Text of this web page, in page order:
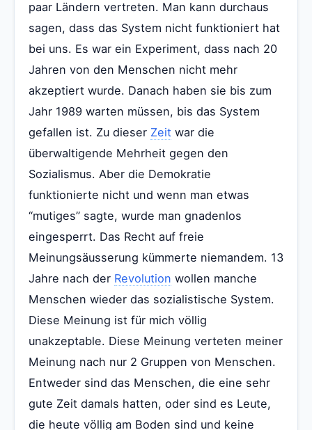
paar Ländern vertreten. Man kann durchaus
sagen, dass das System nicht funktioniert hat
bei uns. Es war ein Experiment, dass nach 20
Jahren von den Menschen nicht mehr
akzeptiert wurde. Danach haben sie bis zum
Jahr 1989 warten müssen, bis das System
gefallen ist. Zu dieser Zeit war die
überwaltigende Mehrheit gegen den
Sozialismus. Aber die Demokratie
funktionierte nicht und wenn man etwas
“mutiges” sagte, wurde man gnadenlos
eingesperrt. Das Recht auf freie
Meinungsäusserung kümmerte niemandem. 13
Jahre nach der Revolution wollen manche
Menschen wieder das sozialistische System.
Diese Meinung ist für mich völlig
unakzeptable. Diese Meinung verteten meiner
Meinung nach nur 2 Gruppen von Menschen.
Entweder sind das Menschen, die eine sehr
gute Zeit damals hatten, oder sind es Leute,
die heute völlig am Boden sind und keine